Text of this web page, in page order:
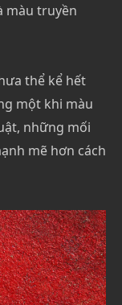
màu truyền
thể kể hết
một khi màu
những mối
mẽ hơn cách